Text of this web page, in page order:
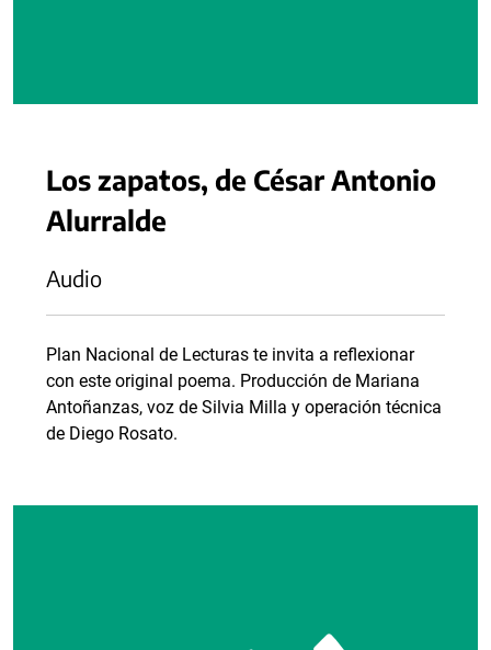
Los zapatos, de César Antonio
Alurralde
Audio
Plan Nacional de Lecturas te invita a reflexionar
con este original poema. Producción de Mariana
Antoñanzas, voz de Silvia Milla y operación técnica
de Diego Rosato.